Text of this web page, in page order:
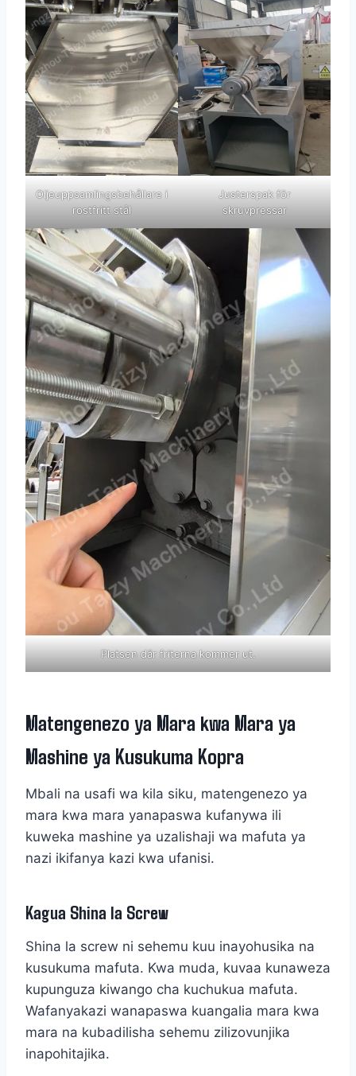
Oljeuppsamlingsbehållare i
rostfritt stål
Justerspak för
skruvpressar
Platsen där friterna kommer ut.
Matengenezo ya Mara kwa Mara ya
Mashine ya Kusukuma Kopra
Mbali na usafi wa kila siku, matengenezo ya
mara kwa mara yanapaswa kufanywa ili
kuweka mashine ya uzalishaji wa mafuta ya
nazi ikifanya kazi kwa ufanisi.
Kagua Shina la Screw
Shina la screw ni sehemu kuu inayohusika na
kusukuma mafuta. Kwa muda, kuvaa kunaweza
kupunguza kiwango cha kuchukua mafuta.
Wafanyakazi wanapaswa kuangalia mara kwa
mara na kubadilisha sehemu zilizovunjika
inapohitajika.